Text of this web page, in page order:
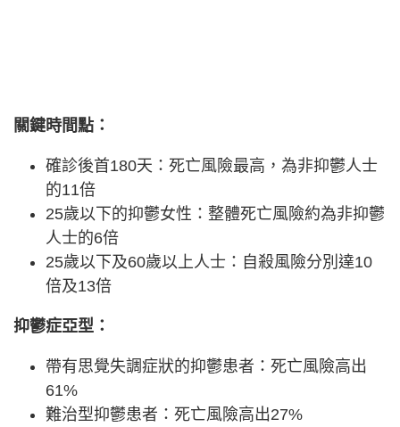
關鍵時間點：
確診後首180天：死亡風險最高，為非抑鬱人士
的11倍
25歲以下的抑鬱女性：整體死亡風險約為非抑鬱
人士的6倍
25歲以下及60歲以上人士：自殺風險分別達10
倍及13倍
抑鬱症亞型：
帶有思覺失調症狀的抑鬱患者：死亡風險高出
61%
難治型抑鬱患者：死亡風險高出27%